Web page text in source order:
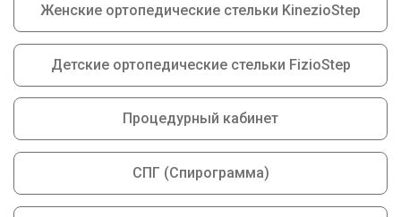
Женские ортопедические стельки KinezioStep
Детские ортопедические стельки FizioStep
Процедурный кабинет
СПГ (Спирограмма)